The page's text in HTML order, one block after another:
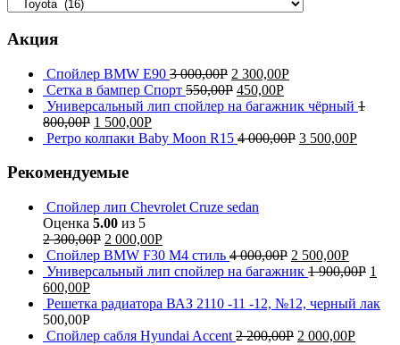
Акция
Спойлер BMW E90 3 000,00Р 2 300,00Р
Сетка в бампер Спорт 550,00Р 450,00Р
Универсальный лип спойлер на багажник чёрный 1
800,00Р 1 500,00Р
Ретро колпаки Baby Moon R15 4 000,00Р 3 500,00Р
Рекомендуемые
Спойлер лип Chevrolet Cruze sedan
Оценка 5.00 из 5
2 300,00Р 2 000,00Р
Спойлер BMW F30 M4 стиль 4 000,00Р 2 500,00Р
Универсальный лип спойлер на багажник 1 900,00Р 1
600,00Р
Решетка радиатора ВАЗ 2110 -11 -12, №12, черный лак
500,00Р
Спойлер сабля Hyundai Accent 2 200,00Р 2 000,00Р